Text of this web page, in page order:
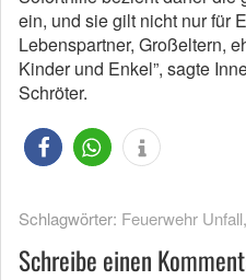
ein, und sie gilt nicht nur für
Lebenspartner, Großeltern,
Kinder und Enkel”, sagte
Schröter.
Schlagwörter: Feuerwehr Unfall,
Schreibe einen